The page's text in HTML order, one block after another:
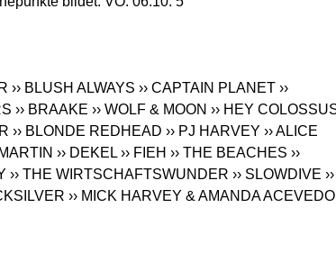
›› BLUSH ALWAYS ›› CAPTAIN PLANET ››
›› BRAAKE ›› WOLF & MOON ›› HEY
›› BLONDE REDHEAD ›› PJ HARVEY ›› ALICE
›› DEKEL ›› FIEH ›› THE BEACHES ››
›› THE WIRTSCHAFTSWUNDER ›› SLOWDIVE ››
›› MICK HARVEY & AMANDA ACEVEDO